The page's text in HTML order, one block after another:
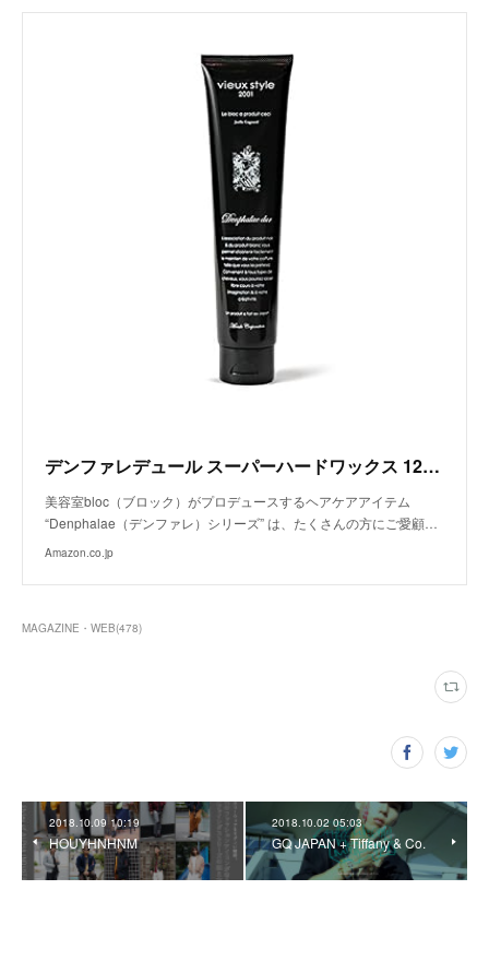
デンファレデュール スーパーハードワックス 120ｇ
美容室bloc（ブロック）がプロデュースするヘアケアアイテム
“Denphalae（デンファレ）シリーズ” は、たくさんの方にご愛顧…
Amazon.co.jp
MAGAZINE・WEB(478)
2018.10.09 10:19
HOUYHNHNM
2018.10.02 05:03
GQ JAPAN + Tiffany & Co.